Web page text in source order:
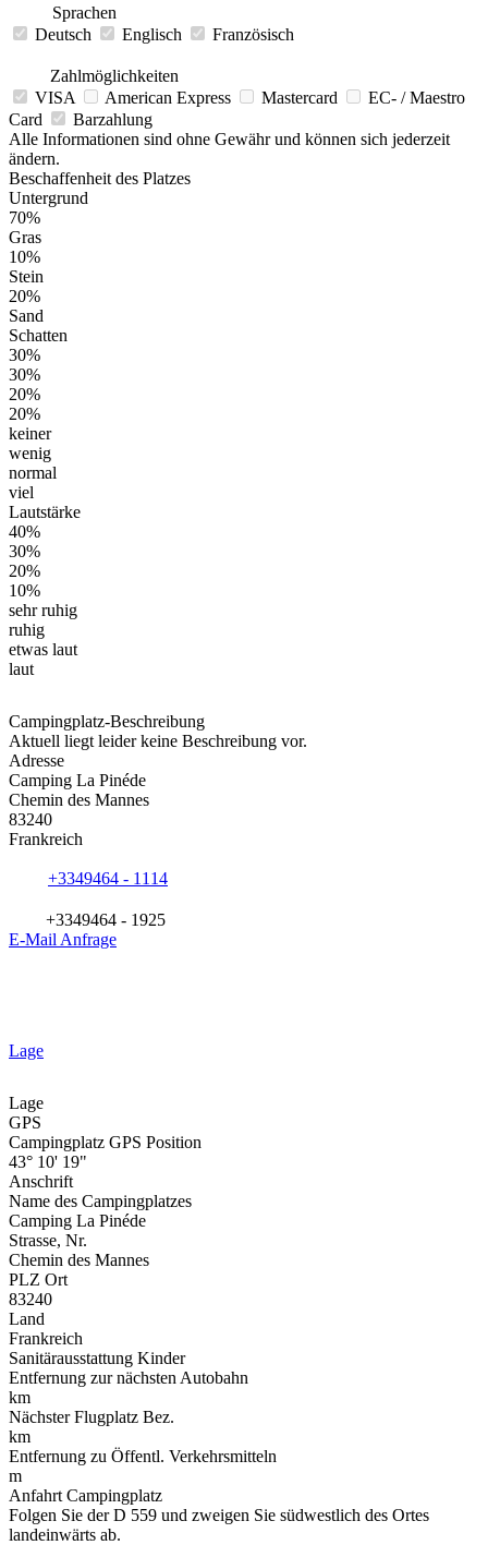
Sprachen
Deutsch
Englisch Französisch
Zahlmöglichkeiten
VISA
American Express Mastercard
EC- / Maestro
Card
Barzahlung
Alle Informationen sind ohne Gewähr und können sich jederzeit
ändern.
Beschaffenheit des Platzes
Untergrund
70%
Gras
10%
Stein
20%
Sand
Schatten
30%
30%
20%
20%
keiner
wenig
normal
viel
Lautstärke
40%
30%
20%
10%
sehr ruhig
ruhig
etwas laut
laut
Campingplatz-Beschreibung
Aktuell liegt leider keine Beschreibung vor.
Adresse
Camping La Pinéde
Chemin des Mannes
83240
Frankreich
+3349464 - 1114
+3349464 - 1925
E-Mail Anfrage
Lage
Lage
GPS
Campingplatz GPS Position
43° 10' 19"
Anschrift
Name des Campingplatzes
Camping La Pinéde
Strasse, Nr.
Chemin des Mannes
PLZ Ort
83240
Land
Frankreich
Sanitärausstattung Kinder
Entfernung zur nächsten Autobahn
km
Nächster Flugplatz Bez.
km
Entfernung zu Öffentl. Verkehrsmitteln
m
Anfahrt Campingplatz
Folgen Sie der D 559 und zweigen Sie südwestlich des Ortes
landeinwärts ab.